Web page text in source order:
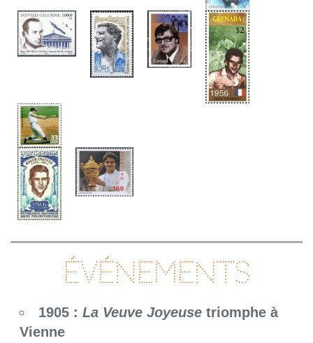
Événements
1905 : La Veuve Joyeusetriomphe à
Vienne